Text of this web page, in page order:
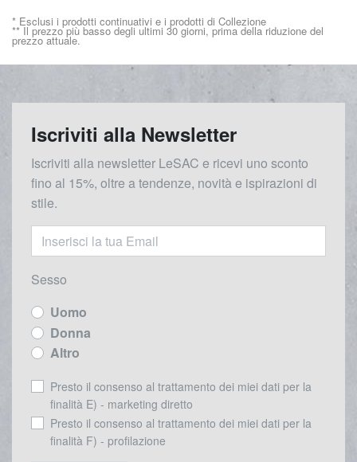
* Esclusi i prodotti continuativi e i prodotti di Collezione
** Il prezzo più basso degli ultimi 30 giorni, prima della riduzione del
prezzo attuale.
Iscriviti alla Newsletter
Iscriviti alla newsletter LeSAC e ricevi uno sconto
fino al 15%, oltre a tendenze, novità e ispirazioni di
stile.
Sesso
Uomo
Donna
Altro
Presto il consenso al trattamento dei miei dati per la
finalità E) - marketing diretto
Presto il consenso al trattamento dei miei dati per la
finalità F) - profilazione